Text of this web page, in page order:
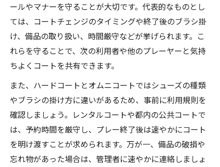
ールやマナーを守ることが大切です。代表的なものとし
ては、コートチェンジのタイミングや終了後のブラシ掛
け、備品の取り扱い、時間厳守などが挙げられます。こ
れらを守ることで、次の利用者や他のプレーヤーと気持
ちよくコートを共有できます。
また、ハードコートとオムニコートではシューズの種類
やブラシの掛け方に違いがあるため、事前に利用規則を
確認しましょう。レンタルコートや都内の公共コートで
は、予約時間を厳守し、プレー終了後は速やかにコート
を明け渡すことが求められます。万が一、備品の破損や
忘れ物があった場合は、管理者に速やかに連絡しましょ